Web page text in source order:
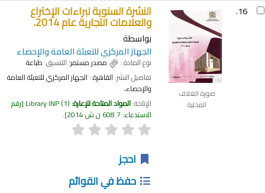
16.
صورة الغلاف
المحلية
النشرة السنوية لبراءات الإختراع
والعلامات التجارية عام 2014.
بواسطة
الجهاز المركزي للتعبئة العامة والإحصاء
نوع المادة : مصدر مستمر؛ التنسيق:طباعة
تفاصيل النشر:القاهرة :الجهاز المركزي للتعبئة العامة
والإحصاء،
الإتاحة:المواد المتاحة للإعارة: Library INP(1)
رقم
الاستدعاء:608.7 ن ش 2014 .
احجز
حفظ في القوائم